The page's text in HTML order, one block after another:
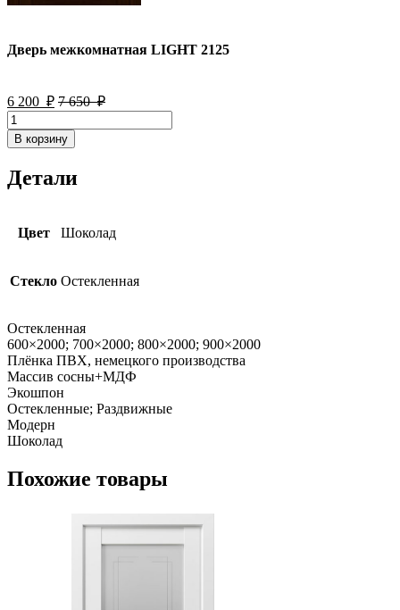
Дверь межкомнатная LIGHT 2125
6 200 ₽ 7 650 ₽
Количество
товара
Дверь
LIGHT
В корзину
Детали
Цвет Шоколад
Стекло Остекленная
Остекленная
600×2000; 700×2000; 800×2000; 900×2000
Плёнка ПВХ, немецкого производства
Массив сосны+МДФ
Экошпон
Остекленные; Раздвижные
Модерн
Шоколад
Похожие товары